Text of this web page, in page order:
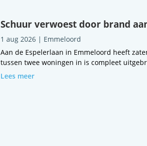
Schuur verwoest door brand
1 aug 2026| Emmeloord
Aan de Espelerlaan in Emmeloord heeft
tussen twee woningen in is compleet
Lees meer